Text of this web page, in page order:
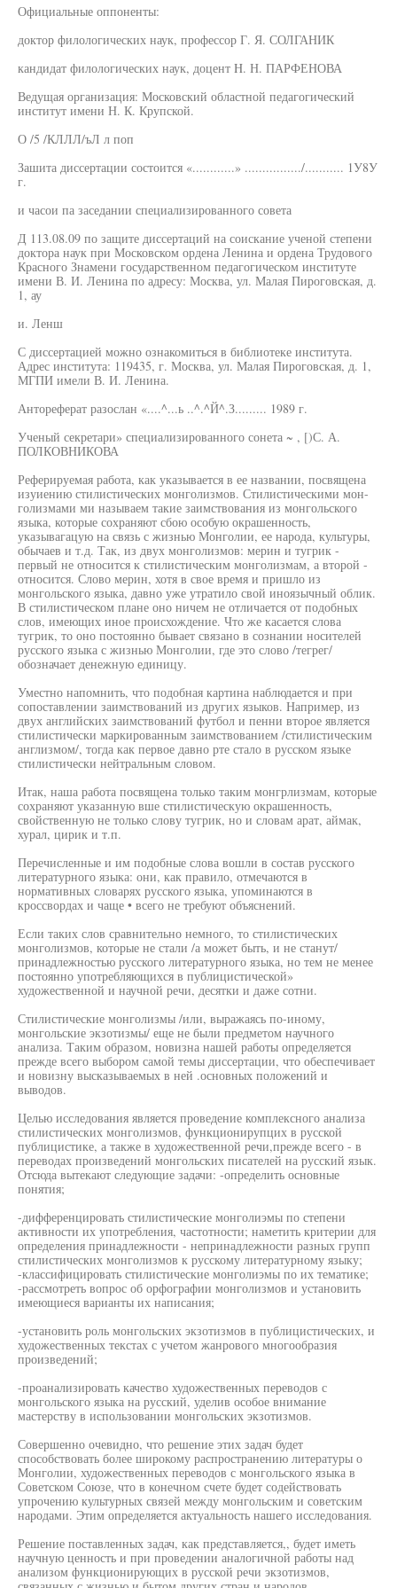
Официальные оппоненты:
доктор филологических наук, профессор Г. Я. СОЛГАНИК
кандидат филологических наук, доцент H. Н. ПАРФЕНОВА
Ведущая организация: Московский областной педагогический
институт имени Н. К. Крупской.
О /5 /КЛЛЛ/ъЛ л поп
Зашита диссертации состоится «............» ................/........... 1У8У
г.
и часои па заседании специализированного совета
Д 113.08.09 по защите диссертаций на соискание ученой степени
доктора наук при Московском ордена Ленина и ордена Трудового
Красного Знамени государственном педагогическом институте
имени В. И. Ленина по адресу: Москва, ул. Малая Пироговская, д.
1, ау
и. Ленш
С диссертацией можно ознакомиться в библиотеке института.
Адрес института: 119435, г. Москва, ул. Малая Пироговская, д. 1,
МГПИ имели В. И. Ленина.
Антореферат разослан «....^...ь ..^.^Й^.З......... 1989 г.
Ученый секретари» специализированного сонета ~ , [)С. А.
ПОЛКОВНИКОВА
Реферируемая работа, как указывается в ее названии, посвящена
изуиению стилистических монголизмов. Стилистическими мон-
голизмами ми называем такие заимствования из монгольского
языка, которые сохраняют сбою особую окрашенность,
указывагацую на связь с жизнью Монголии, ее народа, культуры,
обычаев и т.д. Так, из двух монголизмов: мерин и тугрик -
первый не относится к стилистическим монголизмам, а второй -
относится. Слово мерин, хотя в свое время и пришло из
монгольского языка, давно уже утратило свой иноязычный облик.
В стилистическом плане оно ничем не отличается от подобных
слов, имеющих иное происхождение. Что же касается слова
тугрик, то оно постоянно бывает связано в сознании носителей
русского языка с жизнью Монголии, где это слово /тегрег/
обозначает денежную единицу.
Уместно напомнить, что подобная картина наблюдается и при
сопоставлении заимствований из других языков. Например, из
двух английских заимствований футбол и пенни второе является
стилистически маркированным заимствованием /стилистическим
англизмом/, тогда как первое давно рте стало в русском языке
стилистически нейтральным словом.
Итак, наша работа посвящена только таким монгрлизмам, которые
сохраняют указанную вше стилистическую окрашенность,
свойственную не только слову тугрик, но и словам арат, аймак,
хурал, цирик и т.п.
Перечисленные и им подобные слова вошли в состав русского
литературного языка: они, как правило, отмечаются в
нормативных словарях русского языка, упоминаются в
кроссвордах и чаще • всего не требуют объяснений.
Если таких слов сравнительно немного, то стилистических
монголизмов, которые не стали /а может быть, и не станут/
принадлежностью русского литературного языка, но тем не менее
постоянно употребляющихся в публицистической»
художественной и научной речи, десятки и даже сотни.
Стилистические монголизмы /или, выражаясь по-иному,
монгольские экзотизмы/ еще не были предметом научного
анализа. Таким образом, новизна нашей работы определяется
прежде всего выбором самой темы диссертации, что обеспечивает
и новизну высказываемых в ней .основных положений и
выводов.
Целью исследования является проведение комплексного анализа
стилистических монголизмов, функционирупцих в русской
публицистике, а также в художественной речи,прежде всего - в
переводах произведений монгольских писателей на русский язык.
Отсюда вытекают следующие задачи: -определить основные
понятия;
-дифференцировать стилистические монголиэмы по степени
активности их употребления, частотности; наметить критерии для
определения принадлежности - непринадлежности разных групп
стилистических монголизмов к русскому литературному языку;
-классифицировать стилистические монголиэмы по их тематике;
-рассмотреть вопрос об орфографии монголизмов и установить
имеющиеся варианты их написания;
-установить роль монгольских экзотизмов в публицистических, и
художественных текстах с учетом жанрового многообразия
произведений;
-проанализировать качество художественных переводов с
монгольского языка на русский, уделив особое внимание
мастерству в использовании монгольских экзотизмов.
Совершенно очевидно, что решение этих задач будет
способствовать более широкому распространению литературы о
Монголии, художественных переводов с монгольского языка в
Советском Союзе, что в конечном счете будет содействовать
упрочению культурных связей между монгольским и советским
народами. Этим определяется актуальность нашего исследования.
Решение поставленных задач, как представляется,, будет иметь
научную ценность и при проведении аналогичной работы над
анализом функционирующих в русской речи экзотизмов,